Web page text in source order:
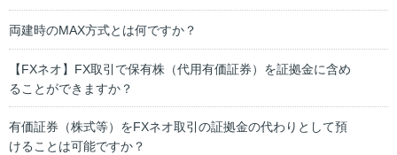
両建時のMAX方式とは何ですか？
【FXネオ】FX取引で保有株（代用有価証券）を証拠金に含め
ることができますか？
有価証券（株式等）をFXネオ取引の証拠金の代わりとして預
けることは可能ですか？